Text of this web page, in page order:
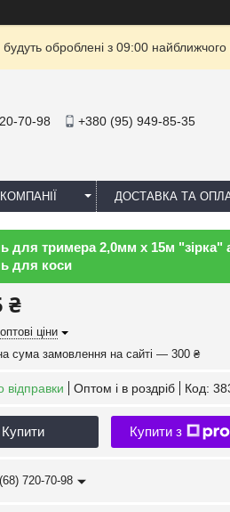
оброблені з 09:00 найближчого
70-98 +380 (95) 949-85-35
ДОСТАВКА ТА
для тримера 2,0мм х 15м
для коси
₴
ціни
сума замовлення на сайті — 300 ₴
відправки Оптом і в роздріб Код:
Купити Купити з
720-70-98